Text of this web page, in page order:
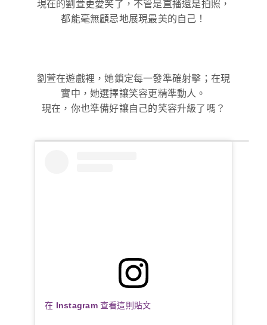
現在的劉萱更愛笑了，不管是直播還是拍照，
都能毫無顧忌地展現最美的自己！
劉萱在遊戲裡，她鎖定每一發準確射擊；在現
實中，她選擇讓笑容更精準動人。
現在，你也準備好讓自己的笑容升級了嗎？
在 Instagram 查看這則貼文